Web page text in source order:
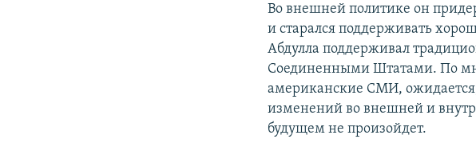
Во внешней политике он
и старался поддерживать
Абдулла поддерживал
Соединенными Штатами. По
американские СМИ,
изменений во внешней и
будущем не произойдет.